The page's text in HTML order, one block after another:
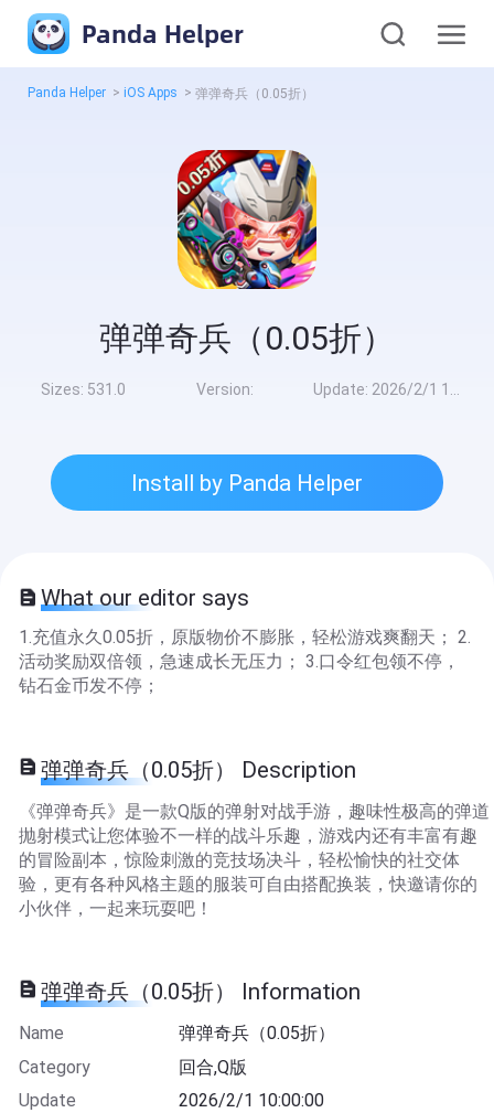
Panda Helper
Panda Helper > iOS Apps > 弹弹奇兵（0.05折）
弹弹奇兵（0.05折）
Sizes: 531.0 Version: Update: 2026/2/1 10:00:00
Install by Panda Helper
What our editor says
1.充值永久0.05折，原版物价不膨胀，轻松游戏爽翻天； 2.
活动奖励双倍领，急速成长无压力； 3.口令红包领不停，
钻石金币发不停；
弹弹奇兵（0.05折） Description
《弹弹奇兵》是一款Q版的弹射对战手游，趣味性极高的弹道
抛射模式让您体验不一样的战斗乐趣，游戏内还有丰富有趣
的冒险副本，惊险刺激的竞技场决斗，轻松愉快的社交体
验，更有各种风格主题的服装可自由搭配换装，快邀请你的
小伙伴，一起来玩耍吧！
弹弹奇兵（0.05折） Information
Name
弹弹奇兵（0.05折）
Category
回合,Q版
Update
2026/2/1 10:00:00